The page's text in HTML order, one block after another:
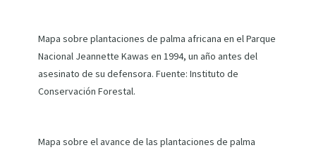
Mapa sobre plantaciones de palma africana en el Parque
Nacional Jeannette Kawas en 1994, un año antes del
asesinato de su defensora. Fuente: Instituto de
Conservación Forestal.
Mapa sobre el avance de las plantaciones de palma